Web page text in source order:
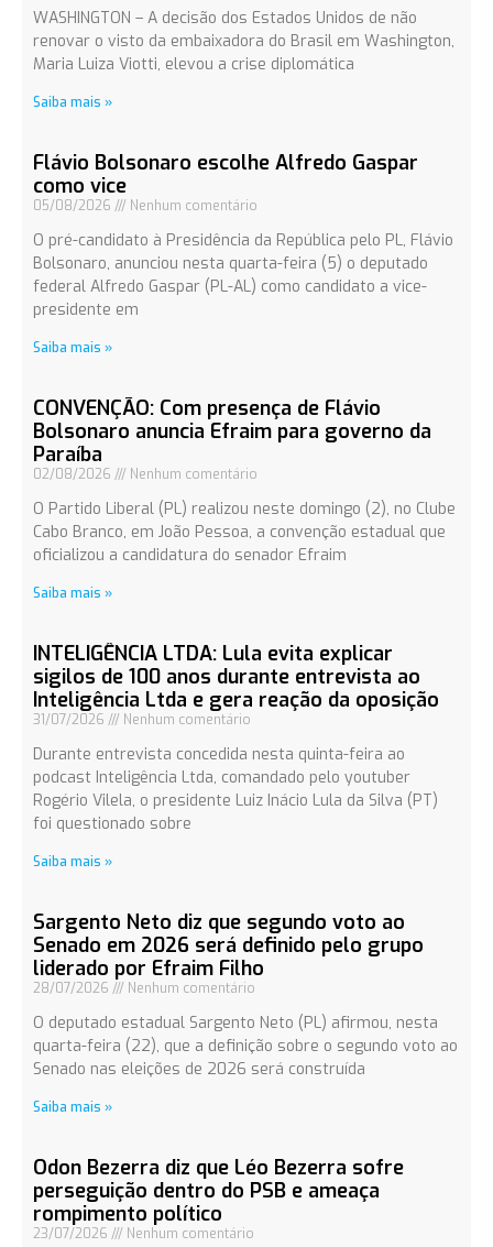
WASHINGTON – A decisão dos Estados Unidos de não
renovar o visto da embaixadora do Brasil em Washington,
Maria Luiza Viotti, elevou a crise diplomática
Saiba mais »
Flávio Bolsonaro escolhe Alfredo Gaspar
como vice
05/08/2026 Nenhum comentário
O pré-candidato à Presidência da República pelo PL, Flávio
Bolsonaro, anunciou nesta quarta-feira (5) o deputado
federal Alfredo Gaspar (PL-AL) como candidato a vice-
presidente em
Saiba mais »
CONVENÇÃO: Com presença de Flávio
Bolsonaro anuncia Efraim para governo da
Paraíba
02/08/2026 Nenhum comentário
O Partido Liberal (PL) realizou neste domingo (2), no Clube
Cabo Branco, em João Pessoa, a convenção estadual que
oficializou a candidatura do senador Efraim
Saiba mais »
INTELIGÊNCIA LTDA: Lula evita explicar
sigilos de 100 anos durante entrevista ao
Inteligência Ltda e gera reação da oposição
31/07/2026 Nenhum comentário
Durante entrevista concedida nesta quinta-feira ao
podcast Inteligência Ltda, comandado pelo youtuber
Rogério Vilela, o presidente Luiz Inácio Lula da Silva (PT)
foi questionado sobre
Saiba mais »
Sargento Neto diz que segundo voto ao
Senado em 2026 será definido pelo grupo
liderado por Efraim Filho
28/07/2026 Nenhum comentário
O deputado estadual Sargento Neto (PL) afirmou, nesta
quarta-feira (22), que a definição sobre o segundo voto ao
Senado nas eleições de 2026 será construída
Saiba mais »
Odon Bezerra diz que Léo Bezerra sofre
perseguição dentro do PSB e ameaça
rompimento político
23/07/2026 Nenhum comentário